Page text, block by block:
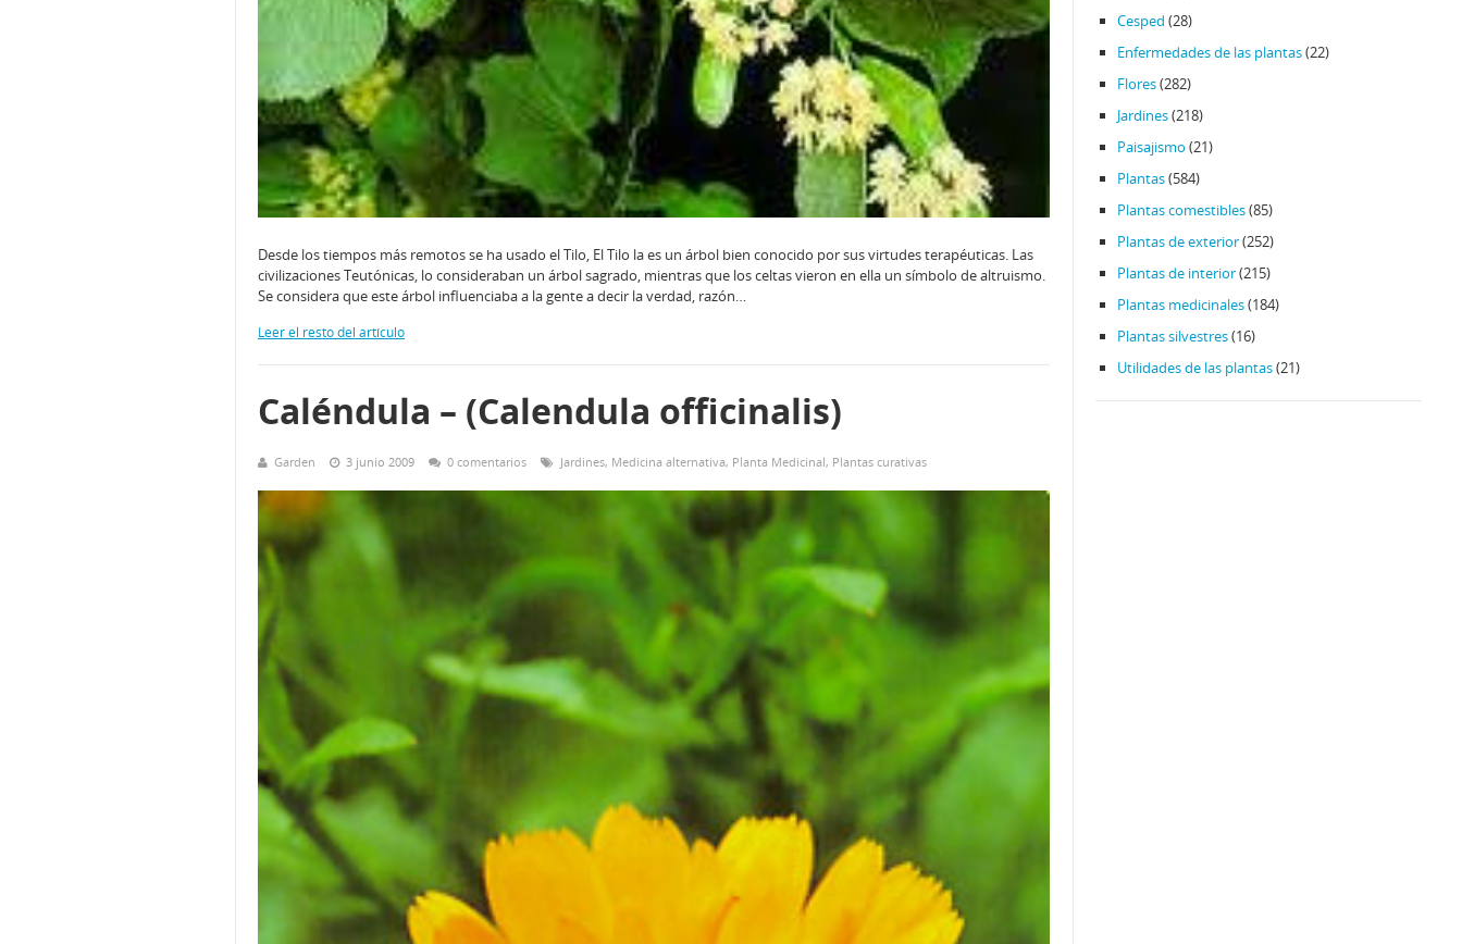
Desde los tiempos más remotos se ha usado el Tilo, El Tilo la es un árbol bien conocido por sus virtudes terapéuticas. Las
civilizaciones Teutónicas, lo consideraban un árbol sagrado, mientras que los celtas vieron en ella un símbolo de altruismo.
Se considera que este árbol influenciaba a la gente a decir la verdad, razón…
Leer el resto del artículo
Caléndula – (Calendula officinalis)
Garden 3 junio 2009 0 comentarios Jardines, Medicina alternativa, Planta Medicinal, Plantas curativas
Cesped (28)
Enfermedades de las plantas(22)
Flores(282)
Jardines(218)
Paisajismo (21)
Plantas(584)
Plantas comestibles(85)
Plantas de exterior(252)
Plantas de interior(215)
Plantas medicinales(184)
Plantas silvestres(16)
Utilidades de las plantas(21)